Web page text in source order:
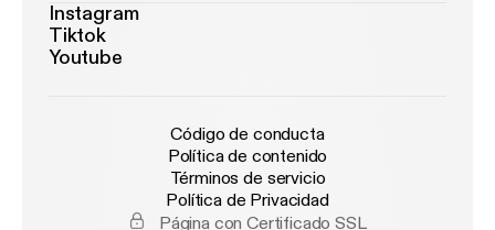
Instagram
Tiktok
Youtube
Código de conducta
Política de contenido
Términos de servicio
Política de Privacidad
Página con Certificado SSL